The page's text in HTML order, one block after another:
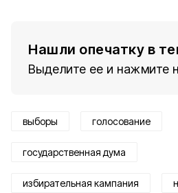
Нашли опечатку в
Выделите ее и нажмите
выборы голосование
государственная дума
избирательная кампания